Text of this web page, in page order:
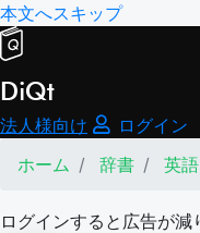
本文へスキップ
DiQt
法人様向け
ログイン
ホーム
辞書 英
ログインすると広告が減